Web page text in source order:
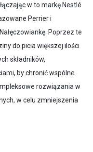
w to markę Nestlé
Perrier i
Poprzez te
do picia większej ilości
składników,
by chronić wspólne
rozwiązania w
w celu zmniejszenia